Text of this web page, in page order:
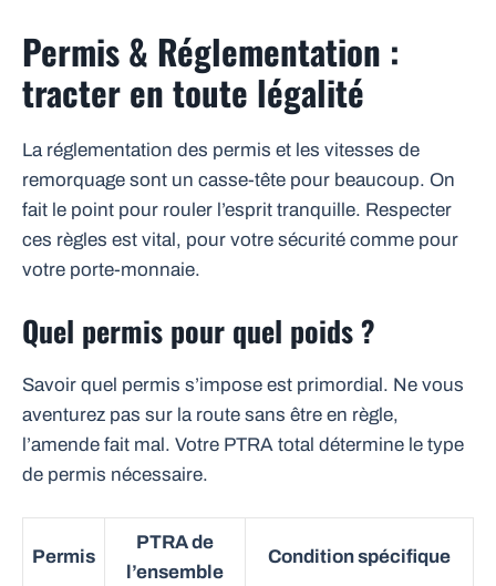
Permis & Réglementation :
tracter en toute légalité
La réglementation des permis et les vitesses de
remorquage sont un casse-tête pour beaucoup. On
fait le point pour rouler l’esprit tranquille. Respecter
ces règles est vital, pour votre sécurité comme pour
votre porte-monnaie.
Quel permis pour quel poids ?
Savoir quel permis s’impose est primordial. Ne vous
aventurez pas sur la route sans être en règle,
l’amende fait mal. Votre PTRA total détermine le type
de permis nécessaire.
Permis
PTRA de
l’ensemble
Condition spécifique